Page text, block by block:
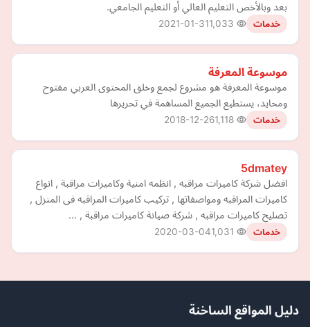
بعد وبالأخص التعليم العالي أو التعليم الجامعي.
خدمات 2021-01-31
موسوعة المعرفة
موسوعة المعرفة هو مشروع لجمع وخلق المحتوى العربي مفتوح
ومحايد، يستطيع الجميع المساهمة في تحريرها
خدمات 2018-12-26
5dmatey
افضل شركة كاميرات مراقبه , انظمه امنية وكاميرات مراقبة , انواع
كاميرات المراقبه ومواصفاتها , تركيب كاميرات المراقبه فى المنزل ,
تصليح كاميرات مراقبه , شركة صيانة كاميرات مراقبة , …
خدمات 2020-03-04
دليل المواقع الساخنة